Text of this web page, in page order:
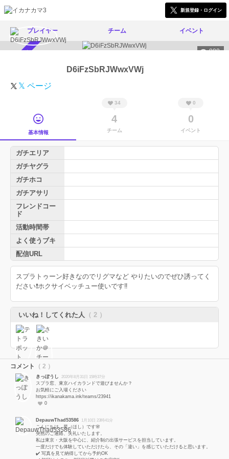
新規登録・ログイン
プレイヤー チーム イベント
888
D6iFzSbRJWwxVWj
𝕏 ページ
基本情報
34
4
チーム
0
0
イベント
ガチエリア
ガチヤグラ
ガチホコ
ガチアサリ
フレンドコー
ド
活動時間帯
よく使うブキ
配信URL
スプラトゥーン好きなのでリグマなど やりたいのでぜひ誘ってく
ださい❗️ホクサイベッチュー使いです‼️
いいね！してくれた人 （ 2 ）
コメント （ 2 ）
きっぽうし 2020年8月31日 15時37分
スプラ窓、東京ハイカランドで遊びませんか？
お気軽にご入場ください
https://ikanakama.ink/teams/23941
0
DepauwThad53586 1月10日 23時41分
こんにちは、星（ほし）です🌸
突然のご連絡、失礼いたします。
私は東京・大阪を中心に、紹介制の出張サービスを担当しています。
一度だけでも体験していただけたら、その「違い」を感じていただけると思います。
✔️ 写真を見て納得してから予約OK